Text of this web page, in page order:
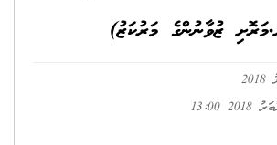
ޒުވާނުންގެ މަރުކަޒު)